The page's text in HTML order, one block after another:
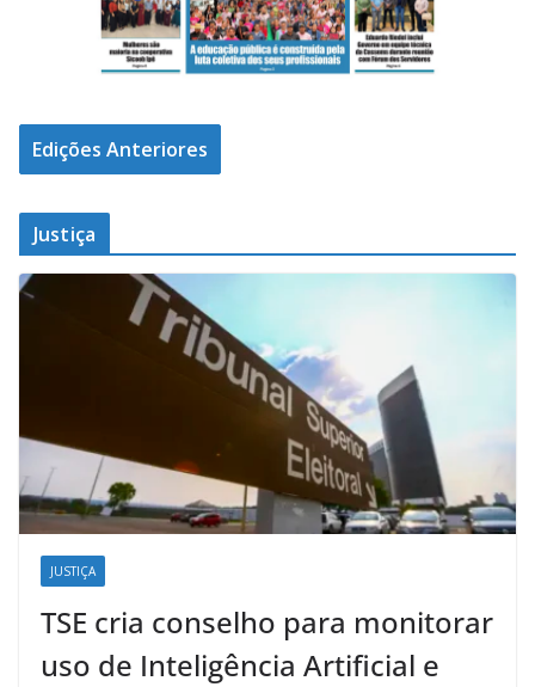
Edições Anteriores
Justiça
JUSTIÇA
TSE cria conselho para monitorar
uso de Inteligência Artificial e